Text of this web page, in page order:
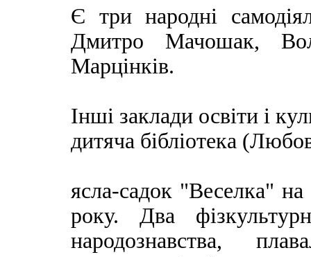
Є три народні
Дмитро Мачошак,
Марцінків.
Інші заклади освіти і
дитяча бібліотека
ясла-садок "Веселка"
року. Два
народознавства,